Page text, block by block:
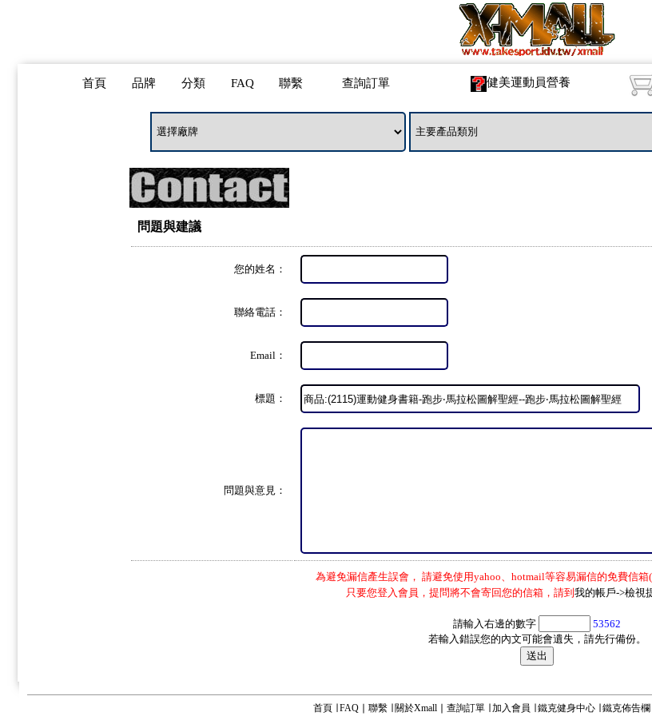
首頁 品牌 分類 FAQ 聯繫 查詢訂單 健美運動員營養
問題與建議
您的姓名：
聯絡電話：
Email：
標題：
問題與意見：
為避免漏信產生誤會， 請避免使用yahoo、hotmail等容易漏信的免費信箱(
只要您登入會員，提問將不會寄回您的信箱，請到 我的帳戶->檢視
請輸入右邊的數字
53562
若輸入錯誤您的內文可能會遺失，請先行備份。
首頁 ∣FAQ ∣聯繫 關於Xmall ∣查詢訂單 ∣加入會員 ∣鐵克健身中心 ∣鐵克佈告欄